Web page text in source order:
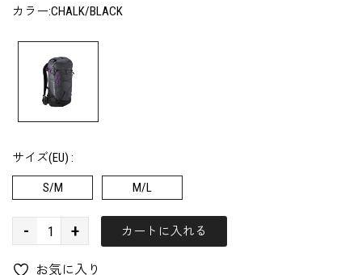
カラー:CHALK/BLACK
サイズ(EU) :
S/M M/L
- + カートに入れる
お気に入り